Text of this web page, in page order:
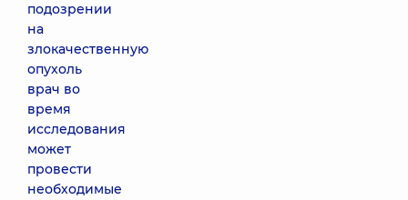
подозрении
на
злокачественную
опухоль
врач во
время
исследования
может
провести
необходимые